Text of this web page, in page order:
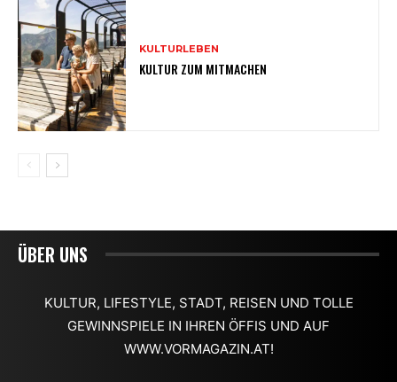
KULTURLEBEN
KULTUR ZUM MITMACHEN
ÜBER UNS
KULTUR, LIFESTYLE, STADT, REISEN UND TOLLE
GEWINNSPIELE IN IHREN ÖFFIS UND AUF
WWW.VORMAGAZIN.AT!